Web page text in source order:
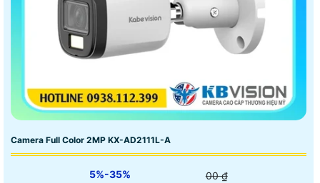
Camera Full Color 2MP KX-AD2111L-A
5%-35% 00 ₫